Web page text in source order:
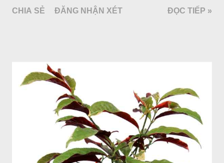
nhạt. Hạt hình trái xoan nhẵn. Mùa hoa quả: tháng 5 – 7.
CHIA SẺ ĐĂNG NHẬN XÉT ĐỌC TIẾP »